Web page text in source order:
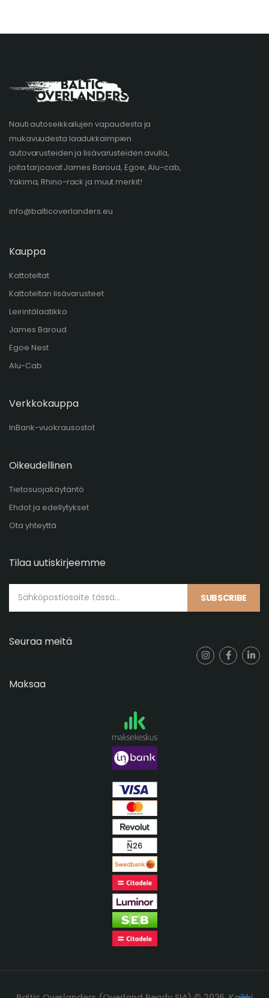
Nauti autoseikkailujen vapaudesta ja
mukavuudesta laadukkaimpien
autovarusteiden ja lisävarusteiden avulla,
joita tarjoavat James Baroud, Egoe, Alu-cab,
Yakima, Rhino-rack ja muut merkit!
info@balticoverlanders.eu
Kauppa
Kattoteltat
Kattoteltan lisävarusteet
Leirintälaatikko
James Baroud
Egoe Nest
Alu-Cab
Verkkokauppa
InBank-vuokrausostot
Oikeudellinen
Tietosuojakäytäntö
Ehdot ja edellytykset
Ota yhteyttä
Tilaa uutiskirjeemme
SUBSCRIBE
Seuraa meitä
Maksaa